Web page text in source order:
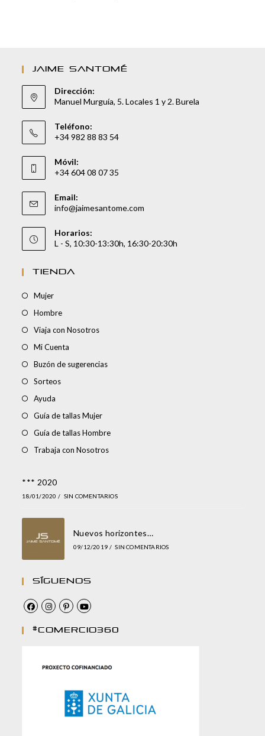
JAIME SANTOMÉ
Dirección:
Manuel Murguía, 5. Locales 1 y 2. Burela
Teléfono:
+34 982 88 83 54
Móvil:
+34 604 08 07 35
Email:
info@jaimesantome.com
Horarios:
L - S, 10:30-13:30h, 16:30-20:30h
TIENDA
Mujer
Hombre
Viaja con Nosotros
Mi Cuenta
Buzón de sugerencias
Sorteos
Ayuda
Guía de tallas Mujer
Guía de tallas Hombre
Trabaja con Nosotros
*** 2020
18/01/2020 / SIN COMENTARIOS
Nuevos horizontes…
09/12/2019 / SIN COMENTARIOS
Síguenos
#comercio360